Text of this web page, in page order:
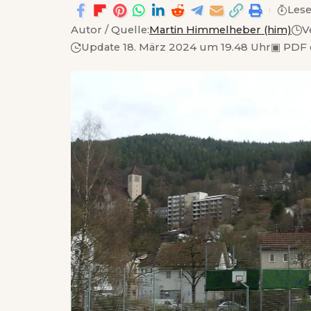
Autor / Quelle:Martin Himmelheber (him)
Update 18. März 2024 um 19.48 Uhr▣ PDF